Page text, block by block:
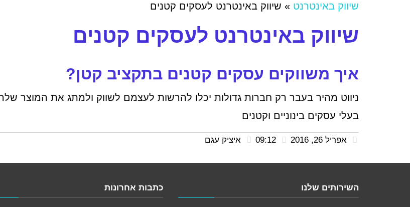
שיווק באינטרנט » שיווק באינטרנט לעסקים קטנים
שיווק באינטרנט לעסקים קטנים
איך משווקים עסקים קטנים בתקציב קטן?
ניווט מהיר בעבר רק חברות גדולות יכלו להרשות לעצמם לשווק ולמתג את המוצר
בעלי עסקים בינוניים וקטנים
אפריל 26, 2016 איציק עגם
השירותים שלנו כתבות אחרונות